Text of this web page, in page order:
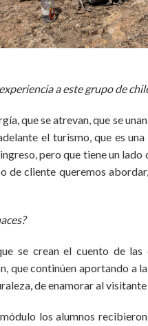
a este grupo de
que se atrevan, que se
el turismo, que es
pero que tiene un lado
de cliente queremos
se crean el cuento de
que continúen aportando a
de enamorar al
los alumnos